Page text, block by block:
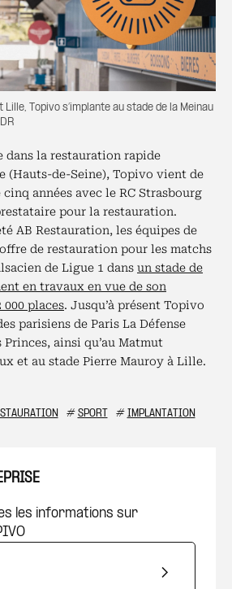
Topivo s’implante au stade de la Meinau
dans la restauration rapide
(Hauts-de-Seine), Topivo vient de
années avec le RC Strasbourg
pour la restauration.
AB Restauration, les équipes de
de restauration pour les matchs
de Ligue 1 dans un stade de
en travaux en vue de son
000 places. Jusqu’à présent Topivo
parisiens de Paris La Défense
Princes, ainsi qu’au Matmut
et au stade Pierre Mauroy à Lille.
# SPORT # IMPLANTATION
les informations sur